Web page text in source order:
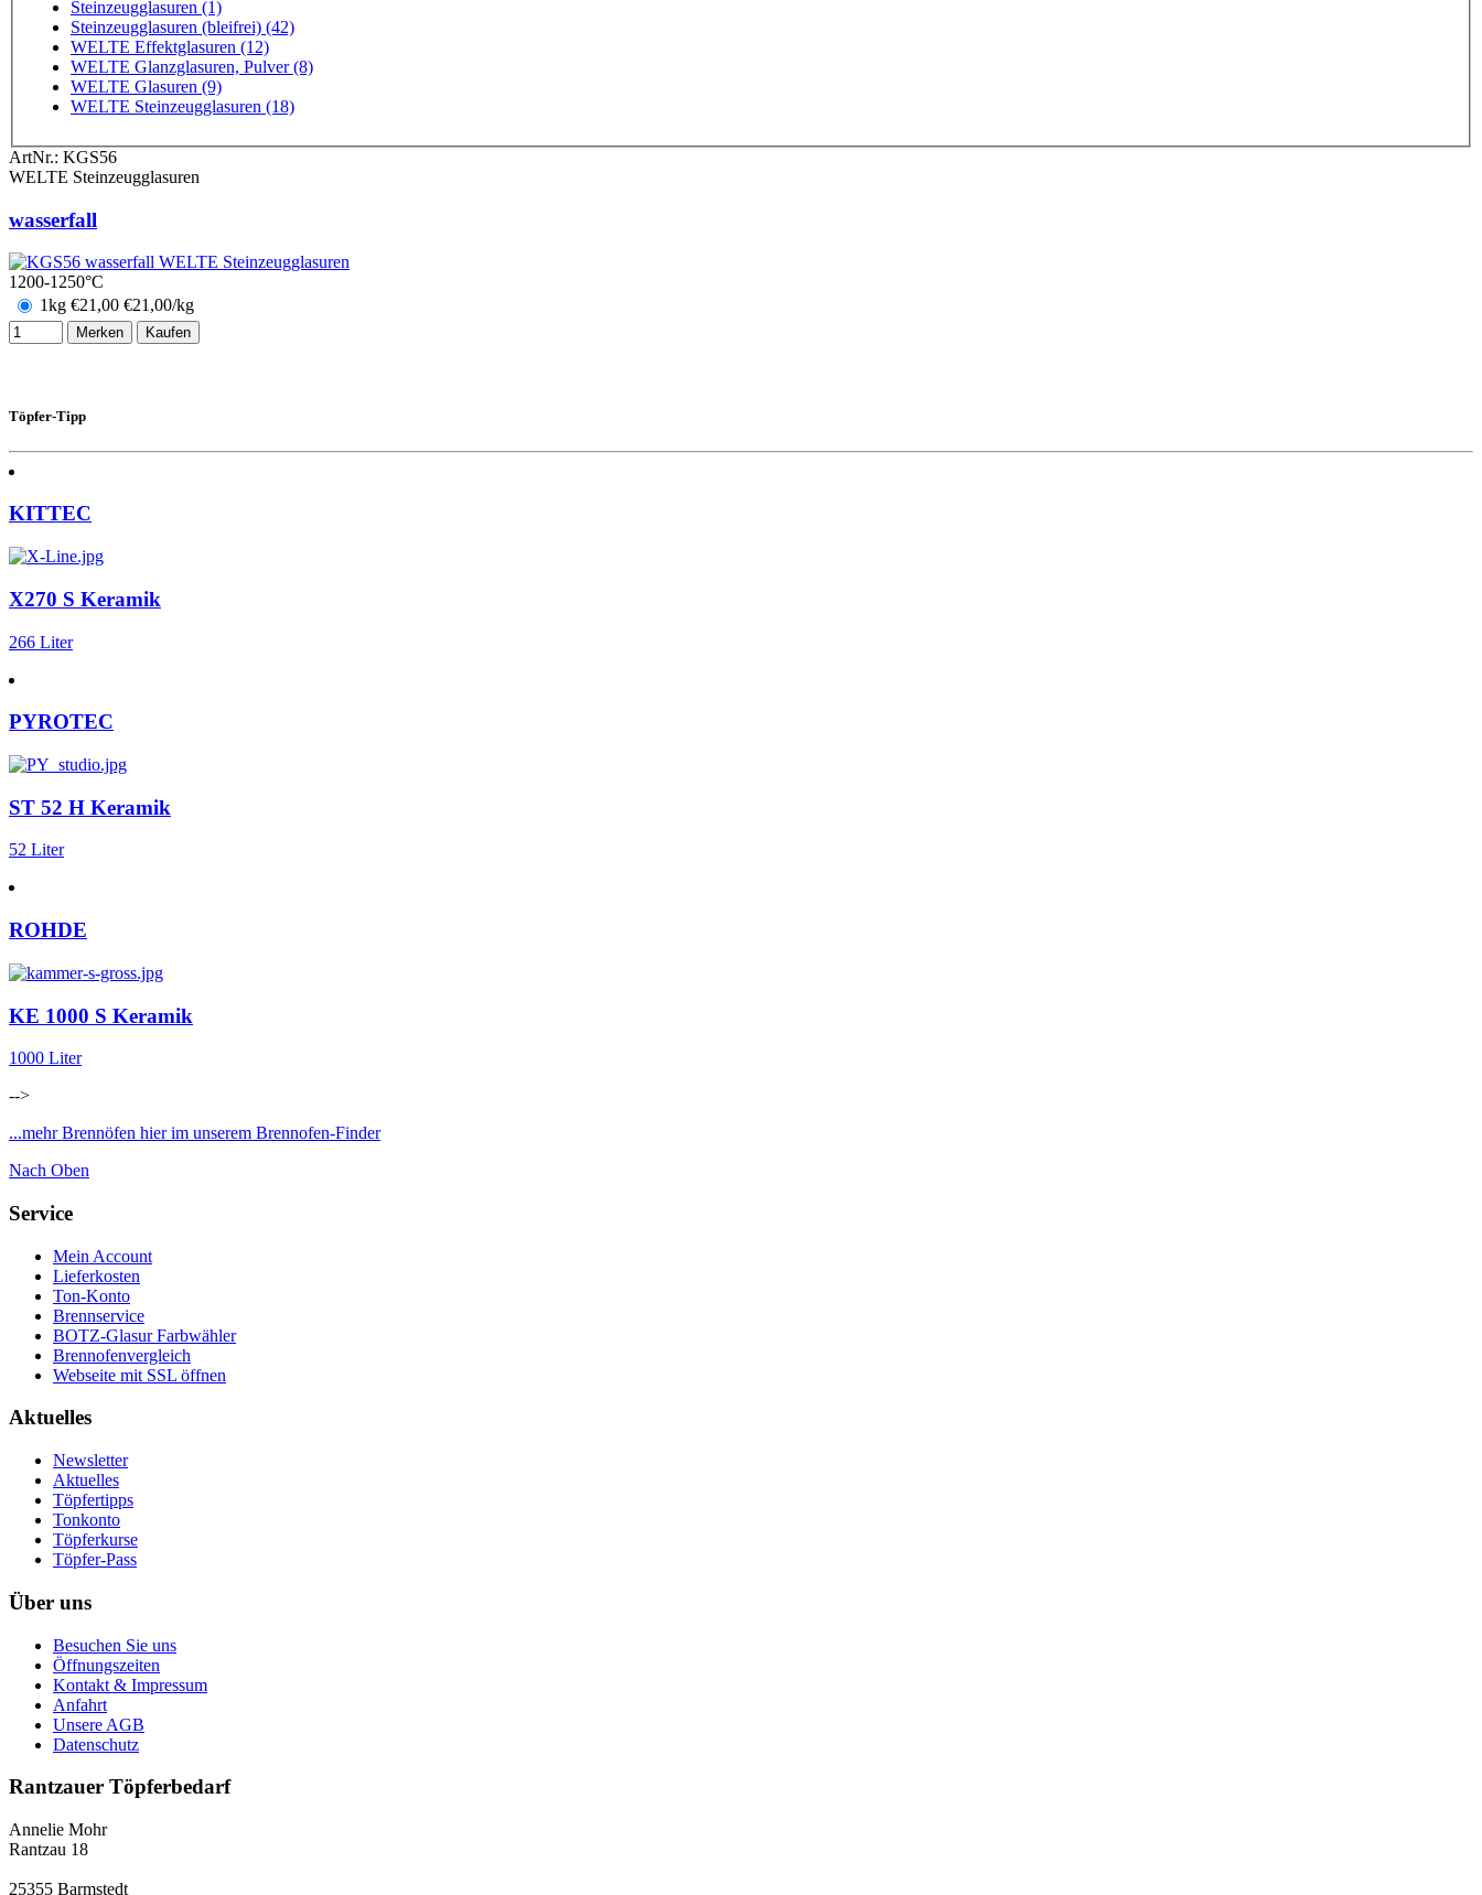
Steinzeugglasuren (1)
Steinzeugglasuren (bleifrei) (42)
WELTE Effektglasuren (12)
WELTE Glanzglasuren, Pulver (8)
WELTE Glasuren (9)
WELTE Steinzeugglasuren (18)
ArtNr.: KGS56
WELTE Steinzeugglasuren
wasserfall
1200-1250°C
1kg €21,00 €21,00/kg
Merken Kaufen
Töpfer-Tipp
KITTEC
X270 S Keramik
266 Liter
PYROTEC
ST 52 H Keramik
52 Liter
ROHDE
KE 1000 S Keramik
1000 Liter
-->
...mehr Brennöfen hier im unserem Brennofen-Finder
Nach Oben
Service
Mein Account
Lieferkosten
Ton-Konto
Brennservice
BOTZ-Glasur Farbwähler
Brennofenvergleich
Webseite mit SSL öffnen
Aktuelles
Newsletter
Aktuelles
Töpfertipps
Tonkonto
Töpferkurse
Töpfer-Pass
Über uns
Besuchen Sie uns
Öffnungszeiten
Kontakt & Impressum
Anfahrt
Unsere AGB
Datenschutz
Rantzauer Töpferbedarf
Annelie Mohr
Rantzau 18
25355 Barmstedt